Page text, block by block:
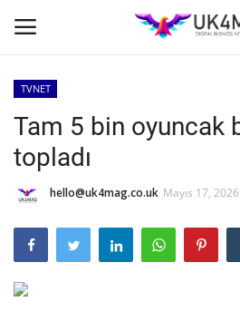
Ana Sayfa
TVNET
TOPLUM
İş Platformu
TVNET
Tam 5 bin oyuncak
topladı
hello@uk4mag.co.uk Mayıs 17,